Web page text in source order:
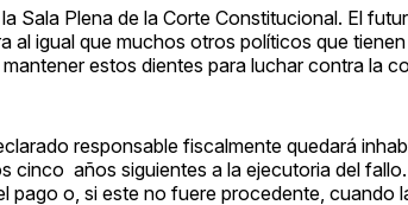
Sala Plena de la Corte Constitucional. El
al igual que muchos otros políticos que tienen
estos dientes para luchar contra la
responsable fiscalmente quedará
cinco años siguientes a la ejecutoria del
pago o, si este no fuere procedente, cuando